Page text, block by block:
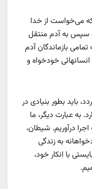
می‌خواست از خدا
سپس به آدم منتقل
بازماندگان آدم
خودخواه و
باید بطور بنیادی در
به عبارت دیگر، ما
درآوریم. شیطان،
به زندگی
با انکار خود،